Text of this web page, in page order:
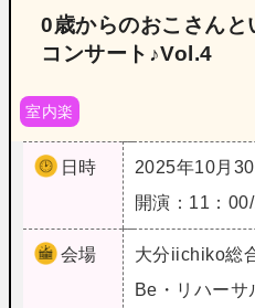
0歳からのおこさんと
コンサート♪Vol.4
室内楽
日時
2025年10月30
開演：11：
会場 大分iichiko総
Be・リハーサ